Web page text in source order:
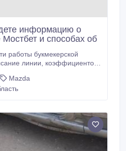
информацию о
и способах об
работы букмекерской
коэффициентов,
Mazda